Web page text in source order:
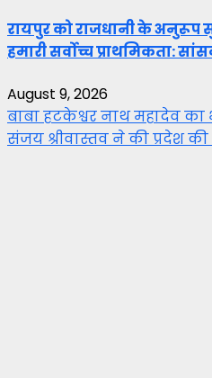
रायपुर को राजधानी के अनुरूप
हमारी सर्वोच्च प्राथमिकता:
August 9, 2026
बाबा हटकेश्वर नाथ महादेव का
संजय श्रीवास्तव ने की प्रदेश